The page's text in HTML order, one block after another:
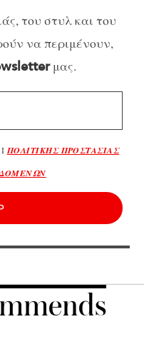
του στυλ και του
να περιμένουν,
μας.
ΠΟΛΙΤΙΚΗΣ ΠΡΟΣΤΑΣΙΑΣ